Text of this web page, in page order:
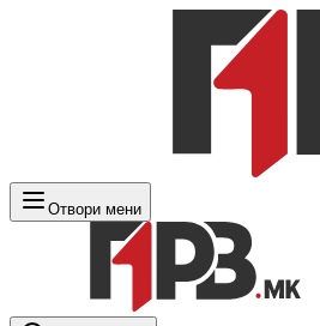
Отвори мени